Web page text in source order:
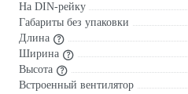
На DIN-рейку
Габариты без упаковки
Длина
Ширина
Высота
Встроенный вентилятор